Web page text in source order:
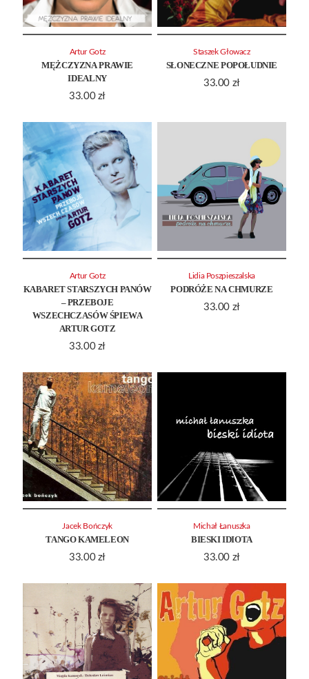
MĘŻCZYZNA PRAWIE
IDEALNY
33.00 zł
Artur Gotz
SŁONECZNE POPOŁUDNIE
33.00 zł
Staszek Głowacz
KABARET STARSZYCH PANÓW
– PRZEBOJE
WSZECHCZASÓW ŚPIEWA
ARTUR GOTZ
33.00 zł
Artur Gotz
PODRÓŻE NA CHMURZE
33.00 zł
Lidia Poszpieszalska
TANGO KAMELEON
33.00 zł
Jacek Bończyk
BIESKI IDIOTA
33.00 zł
Michał Łanuszka